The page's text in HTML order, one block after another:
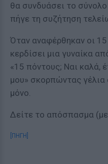
θα συνδυάσει το σύνολο
πήγε τη συζήτηση
Όταν αναφέρθηκαν οι
κερδίσει μια γυναίκα
«15 πόντους; Ναι καλά,
μου» σκορπώντας γέλια
μόνο.
Δείτε το απόσπασμα
[ΠΗΓΗ]